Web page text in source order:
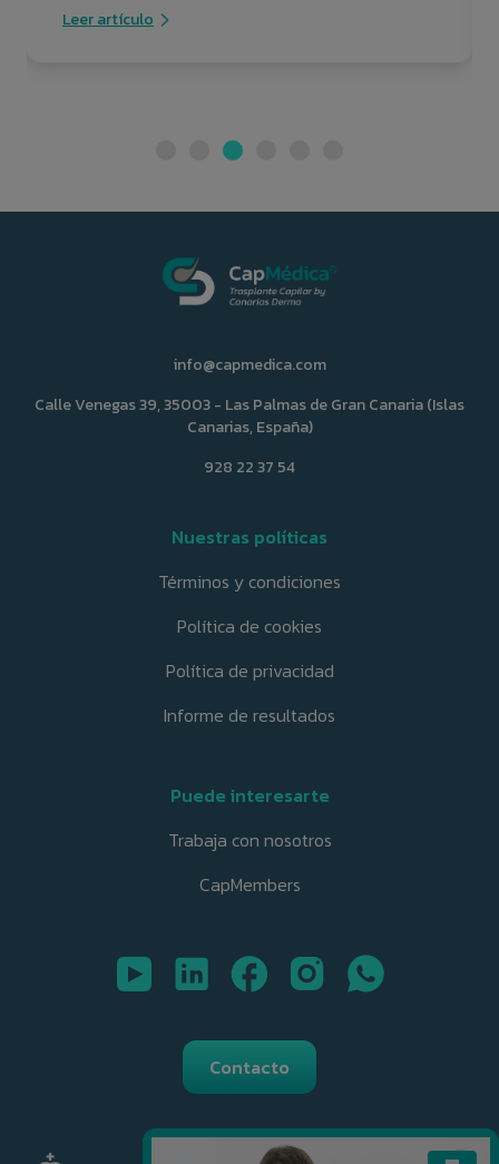
Leer artículo
info@capmedica.com
Calle Venegas 39, 35003 - Las Palmas de Gran Canaria (Islas
Canarias, España)
928 22 37 54
Nuestras políticas
Términos y condiciones
Política de cookies
Política de privacidad
Informe de resultados
Puede interesarte
Trabaja con nosotros
CapMembers
Contacto